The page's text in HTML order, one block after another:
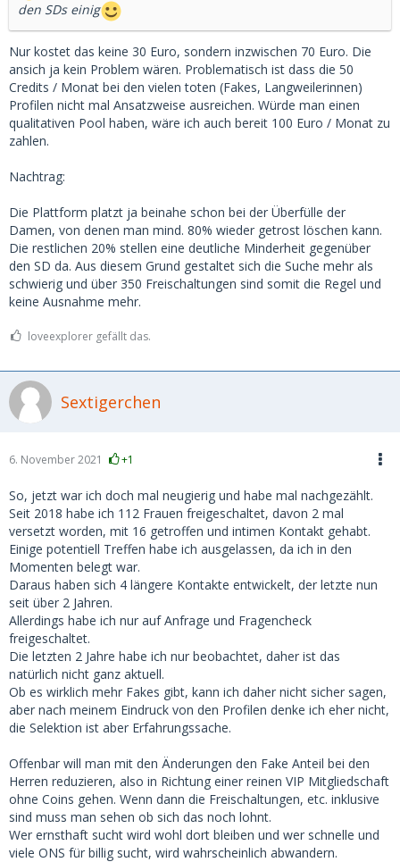
den SDs einig
Nur kostet das keine 30 Euro, sondern inzwischen 70 Euro. Die
ansich ja kein Problem wären. Problematisch ist dass die 50
Credits / Monat bei den vielen toten (Fakes, Langweilerinnen)
Profilen nicht mal Ansatzweise ausreichen. Würde man einen
qualitativen Pool haben, wäre ich auch bereit 100 Euro / Monat zu
zahlen.
Nachtrag:
Die Plattform platzt ja beinahe schon bei der Überfülle der
Damen, von denen man mind. 80% wieder getrost löschen kann.
Die restlichen 20% stellen eine deutliche Minderheit gegenüber
den SD da. Aus diesem Grund gestaltet sich die Suche mehr als
schwierig und über 350 Freischaltungen sind somit die Regel und
keine Ausnahme mehr.
loveexplorer gefällt das.
Sextigerchen
6. November 2021 +1
So, jetzt war ich doch mal neugierig und habe mal nachgezählt.
Seit 2018 habe ich 112 Frauen freigeschaltet, davon 2 mal
versetzt worden, mit 16 getroffen und intimen Kontakt gehabt.
Einige potentiell Treffen habe ich ausgelassen, da ich in den
Momenten belegt war.
Daraus haben sich 4 längere Kontakte entwickelt, der letzte nun
seit über 2 Jahren.
Allerdings habe ich nur auf Anfrage und Fragencheck
freigeschaltet.
Die letzten 2 Jahre habe ich nur beobachtet, daher ist das
natürlich nicht ganz aktuell.
Ob es wirklich mehr Fakes gibt, kann ich daher nicht sicher sagen,
aber nach meinem Eindruck von den Profilen denke ich eher nicht,
die Selektion ist aber Erfahrungssache.
Offenbar will man mit den Änderungen den Fake Anteil bei den
Herren reduzieren, also in Richtung einer reinen VIP Mitgliedschaft
ohne Coins gehen. Wenn dann die Freischaltungen, etc. inklusive
sind muss man sehen ob sich das noch lohnt.
Wer ernsthaft sucht wird wohl dort bleiben und wer schnelle und
viele ONS für billig sucht, wird wahrscheinlich abwandern.